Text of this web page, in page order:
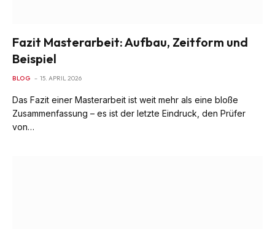
Fazit Masterarbeit: Aufbau, Zeitform und
Beispiel
BLOG 15. APRIL 2026
Das Fazit einer Masterarbeit ist weit mehr als eine bloße
Zusammenfassung – es ist der letzte Eindruck, den Prüfer
von…